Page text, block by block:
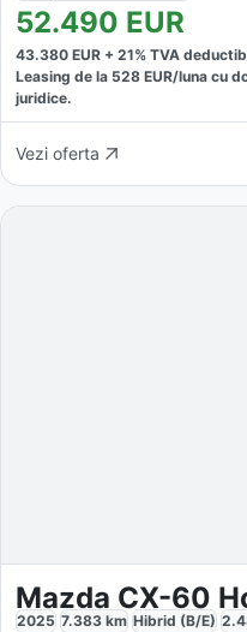
52.490 EUR
43.380 EUR + 21% TVA
Leasing de la 528 EUR/luna cu
juridice.
Vezi oferta
Mazda CX-60
2025 7.383 km Hibrid (B/E)